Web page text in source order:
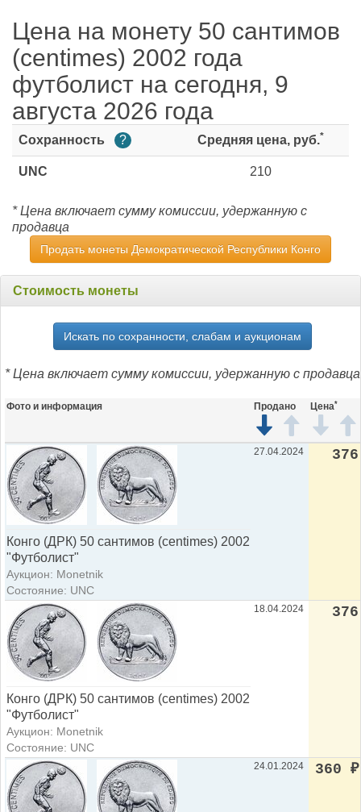
Цена на монету 50 сантимов
(centimes) 2002 года
футболист на сегодня, 9
августа 2026 года
Сохранность ? Средняя цена, руб.*
UNC 210
* Цена включает сумму комиссии, удержанную с
продавца
Продать монеты Демократической Республики Конго
Стоимость монеты
Искать по сохранности, слабам и аукционам
* Цена включает сумму комиссии, удержанную с продавца
Фото и информация Продано Цена*
Конго (ДРК) 50 сантимов (centimes) 2002
"Футболист"
Аукцион: Monetnik
Состояние: UNC
27.04.2024 376
Конго (ДРК) 50 сантимов (centimes) 2002
"Футболист"
Аукцион: Monetnik
Состояние: UNC
18.04.2024 376
24.01.2024 360 ₽